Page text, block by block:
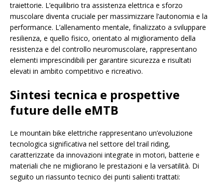
traiettorie. L’equilibrio tra assistenza elettrica e sforzo
muscolare diventa cruciale per massimizzare l’autonomia e la
performance. L’allenamento mentale, finalizzato a sviluppare
resilienza, e quello fisico, orientato al miglioramento della
resistenza e del controllo neuromuscolare, rappresentano
elementi imprescindibili per garantire sicurezza e risultati
elevati in ambito competitivo e ricreativo.
Sintesi tecnica e prospettive
future delle eMTB
Le mountain bike elettriche rappresentano un’evoluzione
tecnologica significativa nel settore del trail riding,
caratterizzate da innovazioni integrate in motori, batterie e
materiali che ne migliorano le prestazioni e la versatilità. Di
seguito un riassunto tecnico dei punti salienti trattati: